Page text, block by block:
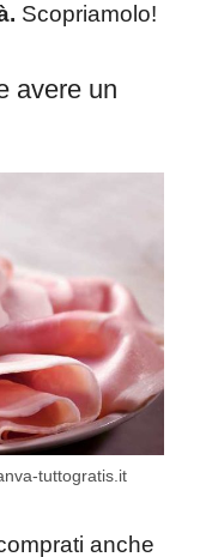
Scopriamolo!
avere un
tuttogratis.it
anche